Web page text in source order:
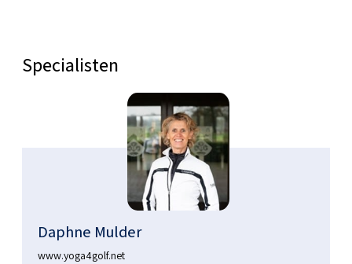
Specialisten
Daphne Mulder
www.yoga4golf.net